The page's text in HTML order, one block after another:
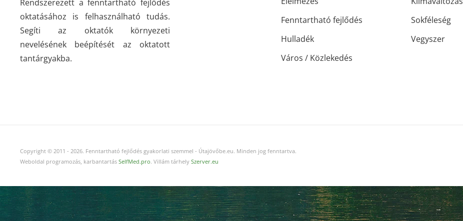
Rendszerezett a fenntartható fejlődés
oktatásához is felhasználható tudás.
Segíti az oktatók környezeti
nevelésének beépítését az oktatott
tantárgyakba.
Fenntartható fejlődés
Hulladék
Város / Közlekedés
Sokféleség
Vegyszer
Copyright © 2011 - 2026. Fenntartható fejlődés gyakorlati szemmel - Útajövőbe.eu. Minden jog fenntartva.
Weboldal programozás, karbantartás SelfMed.pro. Villám tárhely Szerver.eu